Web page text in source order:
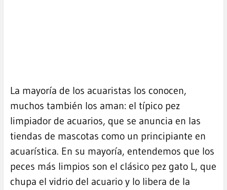
La mayoría de los acuaristas los conocen,
muchos también los aman: el típico pez
limpiador de acuarios, que se anuncia en las
tiendas de mascotas como un principiante en
acuarística. En su mayoría, entendemos que los
peces más limpios son el clásico pez gato L, que
chupa el vidrio del acuario y lo libera de la